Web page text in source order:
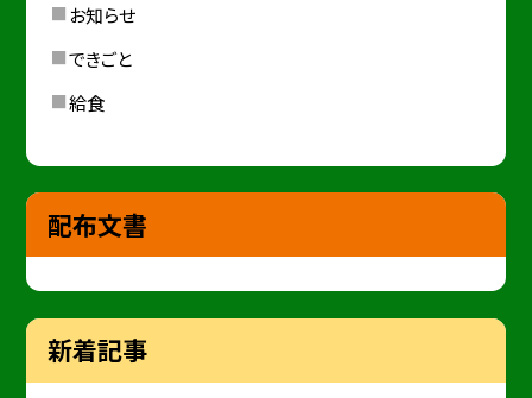
お知らせ
できごと
給食
配布文書
新着記事